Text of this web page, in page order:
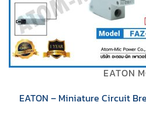
EATON
EATON – Miniature Circuit